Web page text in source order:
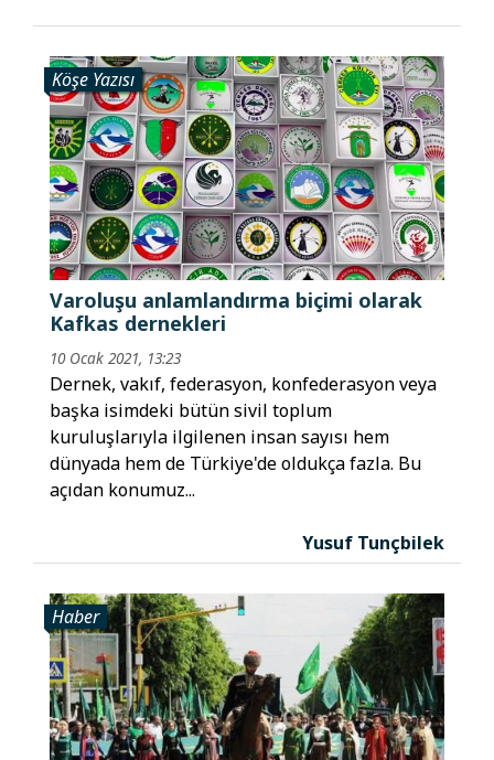
Köşe Yazısı
Varoluşu anlamlandırma biçimi olarak
Kafkas dernekleri
10 Ocak 2021, 13:23
Dernek, vakıf, federasyon, konfederasyon veya
başka isimdeki bütün sivil toplum
kuruluşlarıyla ilgilenen insan sayısı hem
dünyada hem de Türkiye'de oldukça fazla. Bu
açıdan konumuz...
Yusuf Tunçbilek
Haber